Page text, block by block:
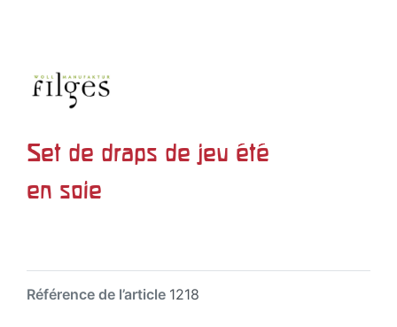
Set de draps de jeu été
en soie
Référence de l’article 1218